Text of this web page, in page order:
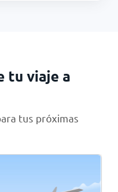
tu viaje a
tus próximas